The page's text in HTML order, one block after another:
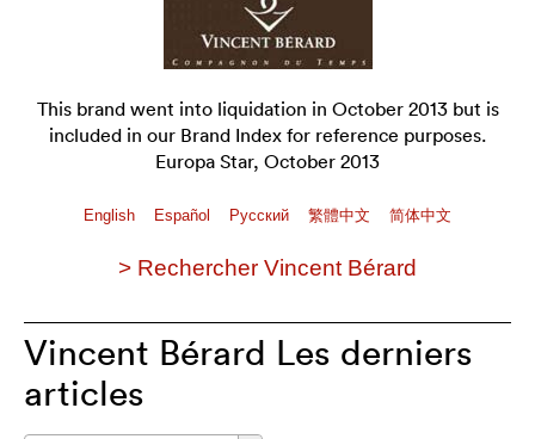
This brand went into liquidation in October 2013 but is
included in our Brand Index for reference purposes.
Europa Star, October 2013
English Español Pусский 繁體中文 简体中文
> Rechercher Vincent Bérard
Vincent Bérard Les derniers
articles